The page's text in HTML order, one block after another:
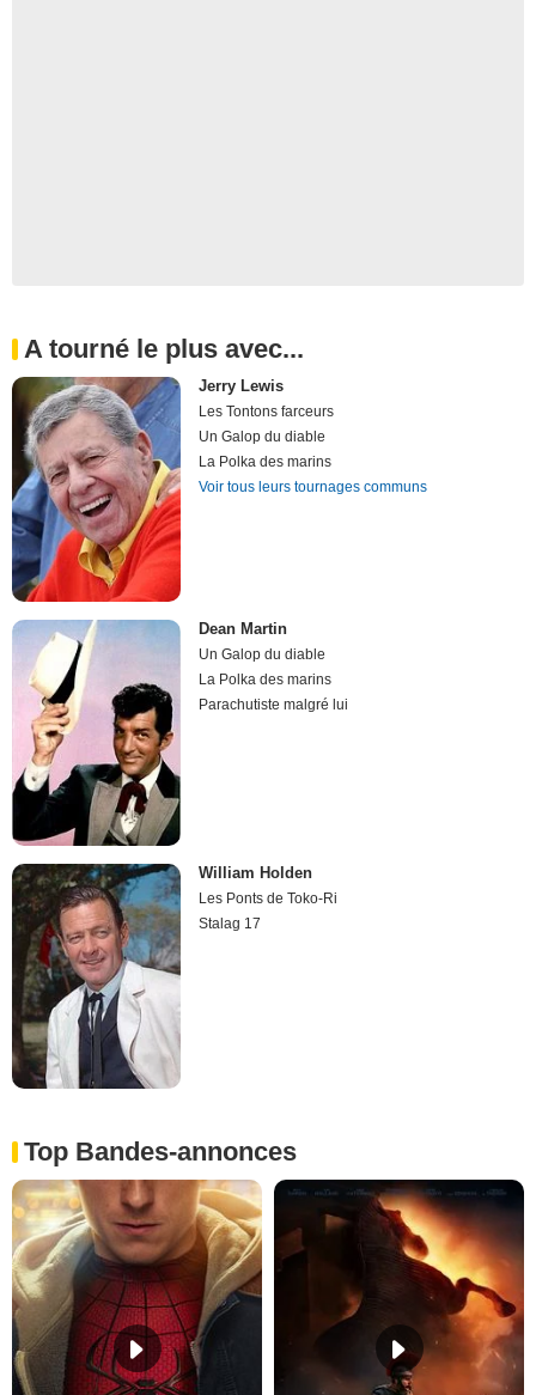
A tourné le plus avec...
Jerry Lewis
Les Tontons farceurs
Un Galop du diable
La Polka des marins
Voir tous leurs tournages communs
Dean Martin
Un Galop du diable
La Polka des marins
Parachutiste malgré lui
William Holden
Les Ponts de Toko-Ri
Stalag 17
Top Bandes-annonces